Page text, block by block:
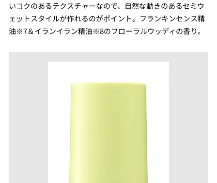
いコクのあるテクスチャーなので、自然な動きのあるセミウ
ェットスタイルが作れるのがポイント。フランキンセンス精
油※7＆イランイラン精油※8のフローラルウッディの香り。